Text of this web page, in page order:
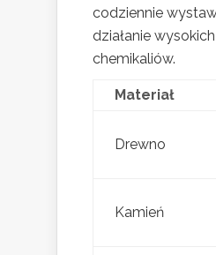
codziennie
działanie
chemikaliów.
Materiał
Drewno
Kamień